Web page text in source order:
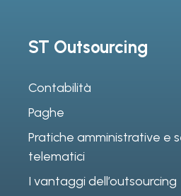
ST Outsourcing
Contabilità
Paghe
Pratiche amministrative e
telematici
I vantaggi dell’outsourcing